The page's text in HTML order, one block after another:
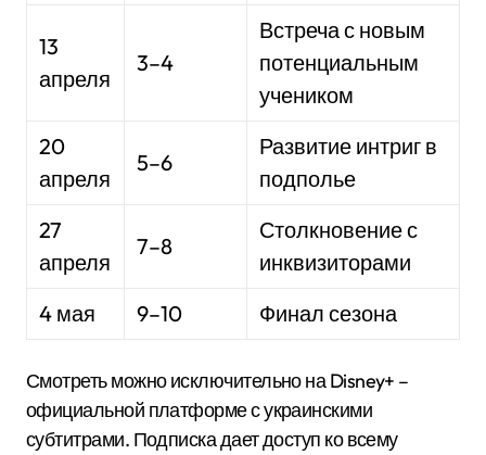
13
апреля
3–4
Встреча с новым
потенциальным
учеником
20
апреля
5–6
Развитие интриг в
подполье
27
апреля
7–8
Столкновение с
инквизиторами
4 мая
9–10 Финал сезона
Смотреть можно исключительно на Disney+ –
официальной платформе с украинскими
субтитрами. Подписка дает доступ ко всему